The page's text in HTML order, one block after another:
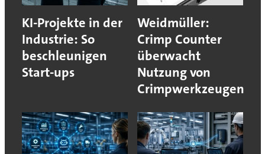
KI-Projekte in der
Industrie: So
beschleunigen
Start-ups
Weidmüller:
Crimp Counter
überwacht
Nutzung von
Crimpwerkzeugen